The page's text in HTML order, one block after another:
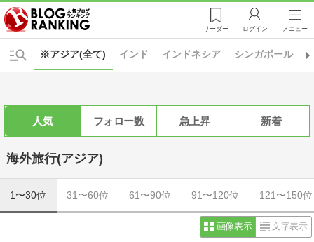
リーダー ログイン メニュー
※アジア(全て) インド インドネシア シンガポール
人気 フォロー数 急上昇 新着
海外旅行(アジア)
1〜30位 31〜60位 61〜90位 91〜120位 121〜150位
画像表示 文字表示